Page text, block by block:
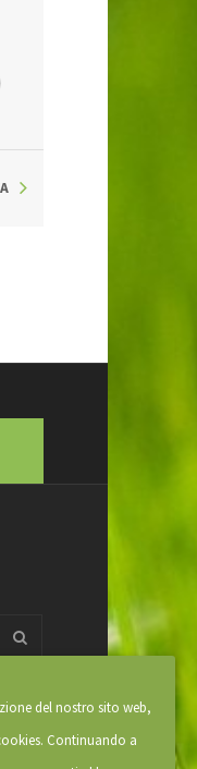
del nostro sito web,
Continuando a